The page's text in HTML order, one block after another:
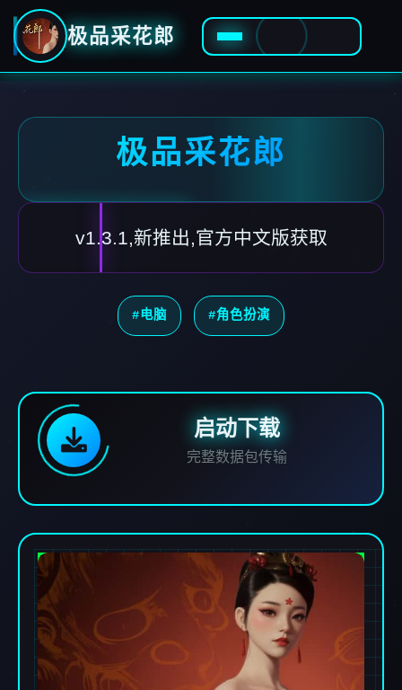
极品采花郎
极品采花郎
v1.3.1,新推出,官方中文版获取
#电脑 #角色扮演
启动下载
完整数据包传输